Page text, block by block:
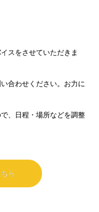
スをさせていただきま
合わせください。お力に
、日程・場所などを調整
ら